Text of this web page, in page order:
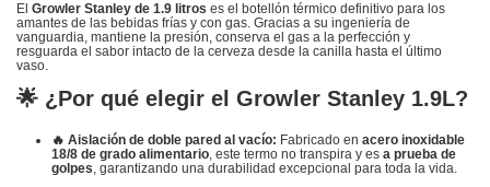
El Growler Stanley de 1.9 litros es el botellón térmico definitivo para los
amantes de las bebidas frías y con gas. Gracias a su ingeniería de
vanguardia, mantiene la presión, conserva el gas a la perfección y
resguarda el sabor intacto de la cerveza desde la canilla hasta el último
vaso.
🌟 ¿Por qué elegir el Growler Stanley 1.9L?
🔥 Aislación de doble pared al vacío: Fabricado en acero inoxidable
18/8 de grado alimentario, este termo no transpira y es a prueba de
golpes, garantizando una durabilidad excepcional para toda la vida.